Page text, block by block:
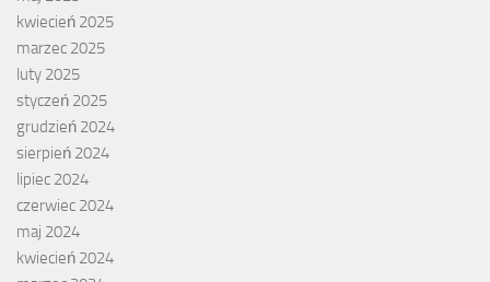
kwiecień 2025
marzec 2025
luty 2025
styczeń 2025
grudzień 2024
sierpień 2024
lipiec 2024
czerwiec 2024
maj 2024
kwiecień 2024